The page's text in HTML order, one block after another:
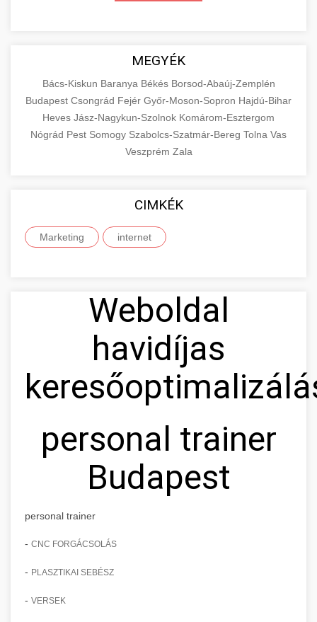
MEGYÉK
Bács-Kiskun Baranya Békés Borsod-Abaúj-Zemplén
Budapest Csongrád Fejér Győr-Moson-Sopron Hajdú-Bihar
Heves Jász-Nagykun-Szolnok Komárom-Esztergom
Nógrád Pest Somogy Szabolcs-Szatmár-Bereg Tolna Vas
Veszprém Zala
CIMKÉK
Marketing internet
Weboldal
havidíjas
personal trainer
Budapest
personal trainer
- CNC FORGÁCSOLÁS
- PLASZTIKAI SEBÉSZ
- VERSEK